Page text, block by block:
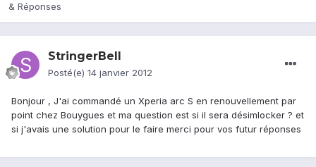
& Réponses
StringerBell
Posté(e) 14 janvier 2012
Bonjour , J'ai commandé un Xperia arc S en renouvellement par
point chez Bouygues et ma question est si il sera désimlocker ? et
si j'avais une solution pour le faire merci pour vos futur réponses